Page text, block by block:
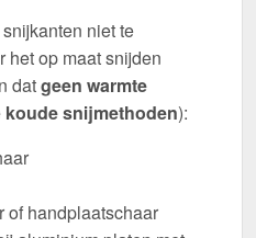
niet te
het op maat snijden
datgeen warmte
koude snijmethoden):
of handplaatschaar